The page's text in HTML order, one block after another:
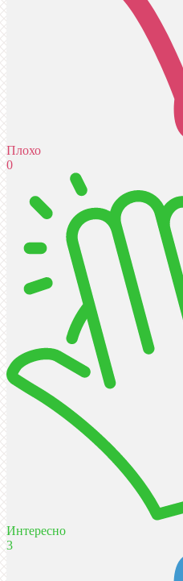
Плохо
0
Интересно
3